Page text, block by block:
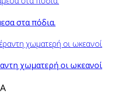
στα πόδια.
χωματερή οι ωκεανοί